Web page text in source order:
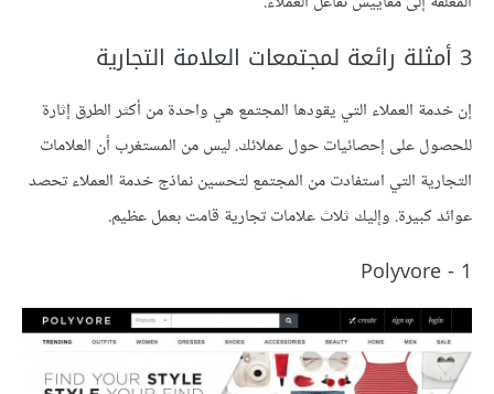
3 أمثلة رائعة لمجتمعات العلامة التجارية
إن خدمة العملاء التي يقودها المجتمع هي واحدة من أكثر الطرق إثارة
للحصول على إحصائيات حول عملائك. ليس من المستغرب أن العلامات
التجارية التي استفادت من المجتمع لتحسين نماذج خدمة العملاء تحصد
عوائد كبيرة. وإليك ثلاث علامات تجارية قامت بعمل عظيم.
1 - Polyvore